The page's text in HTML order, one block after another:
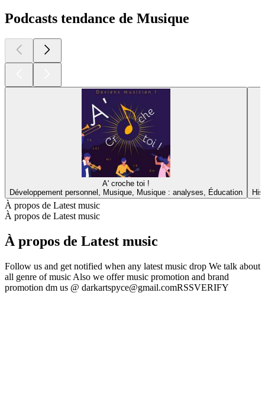
Podcasts tendance de Musique
A' croche toi !
Développement personnel, Musique, Musique : analyses, Éducation
À propos de Latest music
À propos de Latest music
À propos de Latest music
Follow us and get notified when any latest music drop We talk about
all genre of music Also we offer music promotion and brand
promotion dm us @ darkartspyce@gmail.comRSSVERIFY